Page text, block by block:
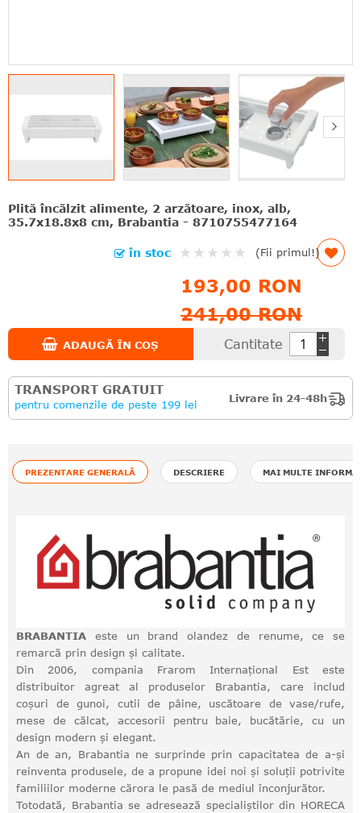
Plită încălzit alimente, 2 arzătoare, inox, alb,
35.7x18.8x8 cm, Brabantia - 8710755477164
Rating:
(Fii primul!)
în stoc
193,00 RON
241,00 RON
Cantitate
ADAUGĂ ÎN COȘ
TRANSPORT GRATUIT
pentru comenzile de peste 199 lei
Livrare în 24-48h
PREZENTARE GENERALĂ DESCRIERE MAI MULTE
BRABANTIA este un brand olandez de renume, ce se
remarcă prin design și calitate.
Din 2006, compania Frarom Internațional Est este
distribuitor agreat al produselor Brabantia, care includ
coșuri de gunoi, cutii de pâine, uscătoare de vase/rufe,
mese de călcat, accesorii pentru baie, bucătărie, cu un
design modern și elegant.
An de an, Brabantia ne surprinde prin capacitatea de a-și
reinventa produsele, de a propune idei noi și soluții potrivite
familiilor moderne cărora le pasă de mediul înconjurător.
Totodată, Brabantia se adresează specialiștilor din HORECA